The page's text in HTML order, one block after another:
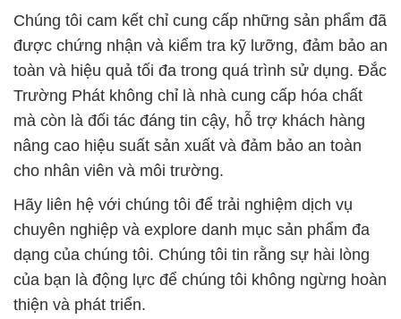
mà còn là đối tác đáng tin cậy, hỗ trợ khách hàng
nâng cao hiệu suất sản xuất và đảm bảo an toàn
cho nhân viên và môi trường.
Hãy liên hệ với chúng tôi để trải nghiệm dịch vụ
chuyên nghiệp và explore danh mục sản phẩm đa
dạng của chúng tôi. Chúng tôi tin rằng sự hài lòng
của bạn là động lực để chúng tôi không ngừng hoàn
thiện và phát triển.
# Đơn vị chuyên thương mại * phân phối Sodium
Hidroxit Vảy # Xút Vảy 98% Formosa Đài Loan
Taiwan
# Địa chỉ chuyên cung cấp ε thương mại Sodium